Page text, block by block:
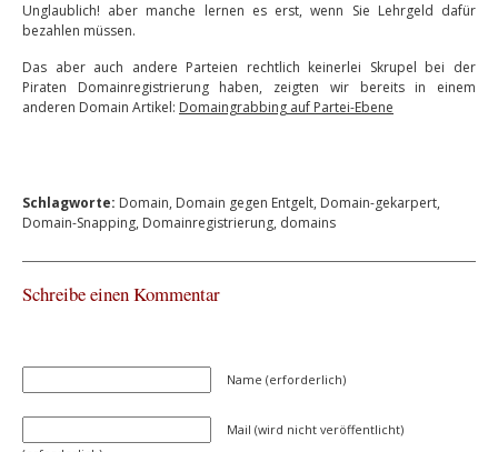
Unglaublich! aber manche lernen es erst, wenn Sie Lehrgeld dafür
bezahlen müssen.
Das aber auch andere Parteien rechtlich keinerlei Skrupel bei der
Piraten Domainregistrierung haben, zeigten wir bereits in einem
anderen Domain Artikel: Domaingrabbing auf Partei-Ebene
Schlagworte: Domain, Domain gegen Entgelt, Domain-gekarpert,
Domain-Snapping, Domainregistrierung, domains
Schreibe einen Kommentar
Name (erforderlich)
Mail (wird nicht veröffentlicht)